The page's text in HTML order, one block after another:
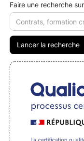
Faire une recherche